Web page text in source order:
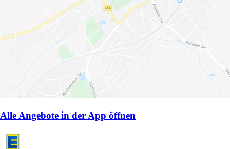
Alle Angebote in der App öffnen